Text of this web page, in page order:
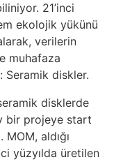
21’inci
ekolojik yükünü
verilerin
muhafaza
Seramik diskler.
disklerde
bir projeye start
aldığı
yüzyılda üretilen